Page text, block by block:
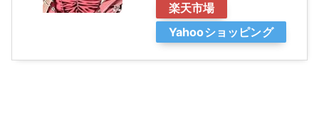
楽天市場
Yahooショッピング